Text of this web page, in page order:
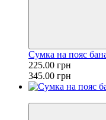
Сумка на пояс
225.00 грн
345.00 грн